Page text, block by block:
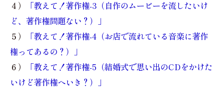
４）
「教えて！著作権-3（自作のムービーを流したいけ
ど、著作権問題ない？）」
５）
「教えて！著作権-4（お店で流れている音楽に著作
権ってあるの？）」
６）
「教えて！著作権-5（結婚式で思い出のCDをかけた
いけど著作権へいき？）」